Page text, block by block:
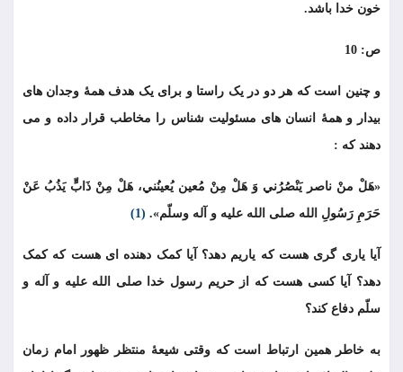
خون خدا باشد.
ص: 10
و چنین است که هر دو در یک راستا و برای یک هدف همۀ وجدان های
بیدار و همۀ انسان های مسئولیت شناس را مخاطب قرار داده و می
دهند که :
«هَلْ منْ ناصر يَنْصُرُني وَ هَلْ مِنْ مُعين يُعينُني، هَلْ مِنْ ذَابٍّ يَذُبُ عَنْ
حَرَمِ رَسُولِ الله صلى الله علیه و آله وسلّم». (1)
آیا یاری گری هست که یاریم دهد؟ آیا کمک دهنده ای هست که کمک
دهد؟ آیا کسی هست که از حریم رسول خدا صلی الله علیه و آله و
سلّم دفاع کند؟
به خاطر همین ارتباط است که وقتی شیعۀ منتظر ظهور امام زمان